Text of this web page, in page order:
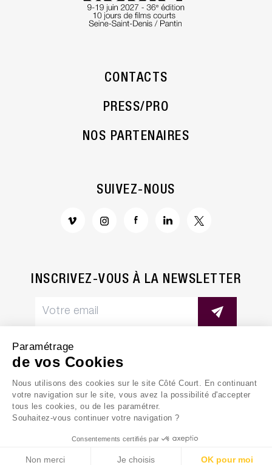
CONTACTS
PRESS/PRO
NOS PARTENAIRES
SUIVEZ-NOUS
INSCRIVEZ-VOUS À LA NEWSLETTER
MENTIONS LÉGALES
POLITIQUE DE CONFIDENTIALITÉ
© CÔTÉ COURT 2026
Paramétrage
de vos Cookies
Nous utilisons des cookies sur le site Côté Court. En continuant
votre navigation sur le site, vous avez la possibilité d'accepter
tous les cookies, ou de les paramétrer.
Souhaitez-vous continuer votre navigation ?
Consentements certifiés par
Non merci Je choisis OK pour moi